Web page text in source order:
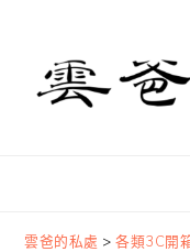
primary
navigation
content
primary
sidebar
雲爸的私處 >各類3C開